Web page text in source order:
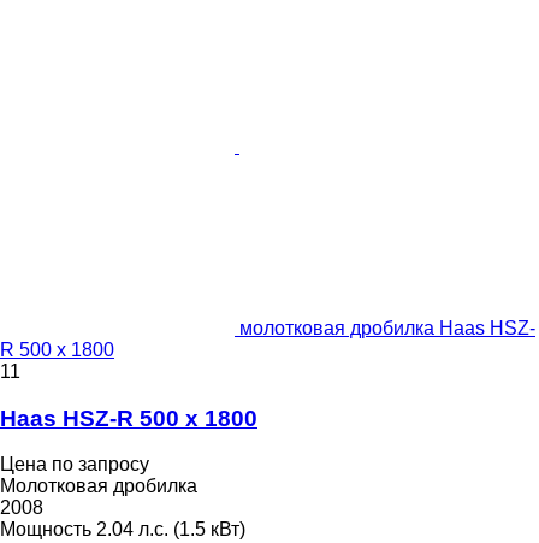
молотковая дробилка Haas HSZ-
R 500 x 1800
11
Haas HSZ-R 500 x 1800
Цена по запросу
Молотковая дробилка
2008
Мощность 2.04 л.с. (1.5 кВт)